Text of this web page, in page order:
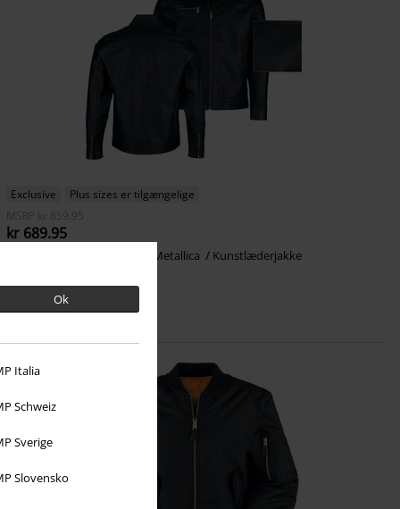
Ok
Italia
Schweiz
Sverige
Slovensko
Exclusive
Plus sizes er tilgængelige
MSRP
kr 859.95
kr 689.95
Metallica Kunstlæderjakke